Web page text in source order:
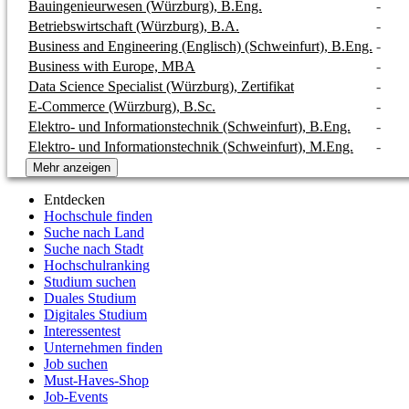
Bauingenieurwesen (Würzburg), B.Eng.
-
Betriebswirtschaft (Würzburg), B.A.
-
Business and Engineering (Englisch) (Schweinfurt), B.Eng. -
Business with Europe, MBA
-
Data Science Specialist (Würzburg), Zertifikat
-
E-Commerce (Würzburg), B.Sc.
-
Elektro- und Informationstechnik (Schweinfurt), B.Eng.
-
Elektro- und Informationstechnik (Schweinfurt), M.Eng.
-
Mehr anzeigen
Entdecken
Hochschule finden
Suche nach Land
Suche nach Stadt
Hochschulranking
Studium suchen
Duales Studium
Digitales Studium
Interessentest
Unternehmen finden
Job suchen
Must-Haves-Shop
Job-Events